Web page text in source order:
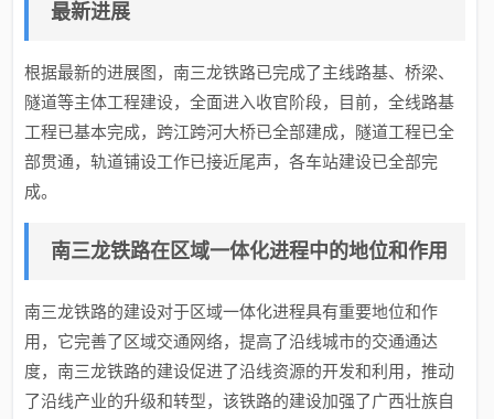
最新进展
根据最新的进展图，南三龙铁路已完成了主线路基、桥梁、
隧道等主体工程建设，全面进入收官阶段，目前，全线路基
工程已基本完成，跨江跨河大桥已全部建成，隧道工程已全
部贯通，轨道铺设工作已接近尾声，各车站建设已全部完
成。
南三龙铁路在区域一体化进程中的地位和作用
南三龙铁路的建设对于区域一体化进程具有重要地位和作
用，它完善了区域交通网络，提高了沿线城市的交通通达
度，南三龙铁路的建设促进了沿线资源的开发和利用，推动
了沿线产业的升级和转型，该铁路的建设加强了广西壮族自